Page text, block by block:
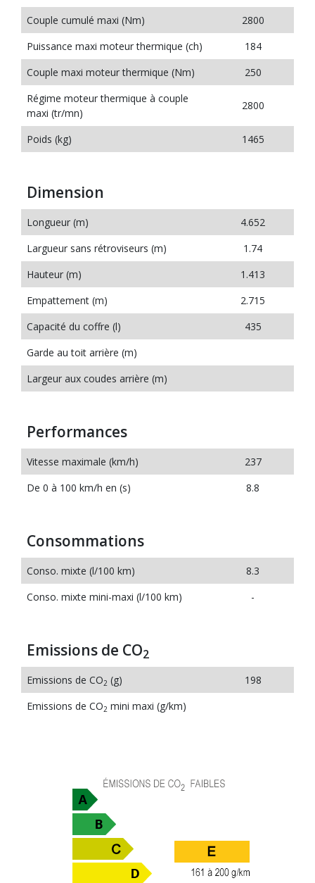
Couple cumulé maxi (Nm)
2800
Puissance maxi moteur thermique (ch)
184
Couple maxi moteur thermique (Nm)
250
Régime moteur thermique à couple
maxi (tr/mn)
2800
Poids (kg) 1465
Dimension
Longueur (m)
4.652
Largueur sans rétroviseurs (m)
1.74
Hauteur (m)
1.413
Empattement (m)
2.715
Capacité du coffre (l)
435
Garde au toit arrière (m)
Largeur aux coudes arrière (m)
Performances
Vitesse maximale (km/h)
237
De 0 à 100 km/h en (s)
8.8
Consommations
Conso. mixte (l/100 km)
8.3
Conso. mixte mini-maxi (l/100 km)
-
Emissions de CO2
Emissions de CO2 (g)
198
Emissions de CO2 mini maxi (g/km)